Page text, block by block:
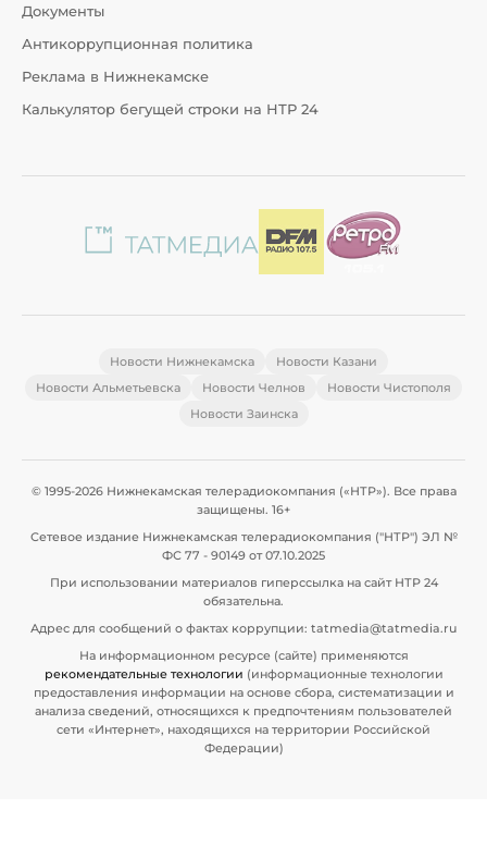
Документы
Антикоррупционная политика
Реклама в Нижнекамске
Калькулятор бегущей строки на НТР 24
Новости Нижнекамска
Новости Казани
Новости Альметьевска
Новости Челнов
Новости Чистополя
Новости Заинска
© 1995-2026 Нижнекамская телерадиокомпания («НТР»). Все права
защищены. 16+
Сетевое издание Нижнекамская телерадиокомпания ("НТР") ЭЛ №
ФС 77 - 90149 от 07.10.2025
При использовании материалов гиперссылка на сайт НТР 24
обязательна.
Адрес для сообщений о фактах коррупции: tatmedia@tatmedia.ru
На информационном ресурсе (сайте) применяются
рекомендательные технологии (информационные технологии
предоставления информации на основе сбора, систематизации и
анализа сведений, относящихся к предпочтениям пользователей
сети «Интернет», находящихся на территории Российской
Федерации)